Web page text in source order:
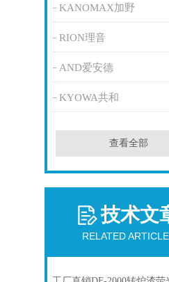
KANOMAX加野
RION理音
AND爱安德
KYOWA共和
查看全部
技术文
RELATED